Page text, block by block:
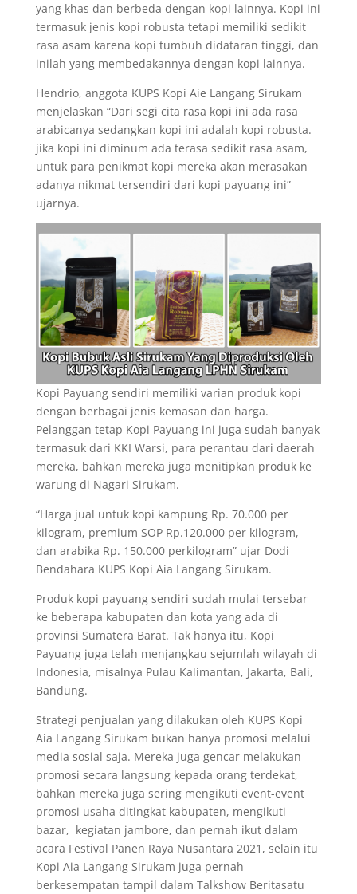
yang khas dan berbeda dengan kopi lainnya. Kopi ini
termasuk jenis kopi robusta tetapi memiliki sedikit
rasa asam karena kopi tumbuh didataran tinggi, dan
inilah yang membedakannya dengan kopi lainnya.
Hendrio, anggota KUPS Kopi Aie Langang Sirukam
menjelaskan “Dari segi cita rasa kopi ini ada rasa
arabicanya sedangkan kopi ini adalah kopi robusta.
jika kopi ini diminum ada terasa sedikit rasa asam,
untuk para penikmat kopi mereka akan merasakan
adanya nikmat tersendiri dari kopi payuang ini”
ujarnya.
Kopi Payuang sendiri memiliki varian produk kopi
dengan berbagai jenis kemasan dan harga.
Pelanggan tetap Kopi Payuang ini juga sudah banyak
termasuk dari KKI Warsi, para perantau dari daerah
mereka, bahkan mereka juga menitipkan produk ke
warung di Nagari Sirukam.
“Harga jual untuk kopi kampung Rp. 70.000 per
kilogram, premium SOP Rp.120.000 per kilogram,
dan arabika Rp. 150.000 perkilogram” ujar Dodi
Bendahara KUPS Kopi Aia Langang Sirukam.
Produk kopi payuang sendiri sudah mulai tersebar
ke beberapa kabupaten dan kota yang ada di
provinsi Sumatera Barat. Tak hanya itu, Kopi
Payuang juga telah menjangkau sejumlah wilayah di
Indonesia, misalnya Pulau Kalimantan, Jakarta, Bali,
Bandung.
Strategi penjualan yang dilakukan oleh KUPS Kopi
Aia Langang Sirukam bukan hanya promosi melalui
media sosial saja. Mereka juga gencar melakukan
promosi secara langsung kepada orang terdekat,
bahkan mereka juga sering mengikuti event-event
promosi usaha ditingkat kabupaten, mengikuti
bazar, kegiatan jambore, dan pernah ikut dalam
acara Festival Panen Raya Nusantara 2021, selain itu
Kopi Aia Langang Sirukam juga pernah
berkesempatan tampil dalam Talkshow Beritasatu